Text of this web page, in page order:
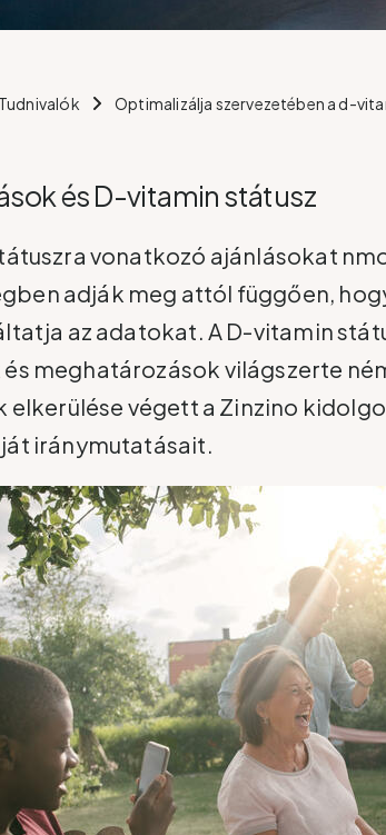
Tudnivalók Optimalizálja szervezetében a d-
és D-vitamin státusz
vonatkozó ajánlásokat
adják meg attól függően,
az adatokat. A D-vitamin
meghatározások világszerte
elkerülése végett a Zinzino
iránymutatásait.